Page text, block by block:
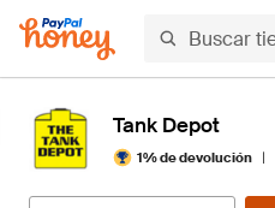
Tank Depot
1% de devolución |